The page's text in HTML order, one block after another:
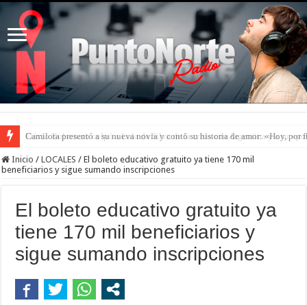
Camilota presentó a su nueva novia y contó su historia de amor: «Hoy, por
Inicio / LOCALES / El boleto educativo gratuito ya tiene 170 mil
beneficiarios y sigue sumando inscripciones
El boleto educativo gratuito ya
tiene 170 mil beneficiarios y
sigue sumando inscripciones